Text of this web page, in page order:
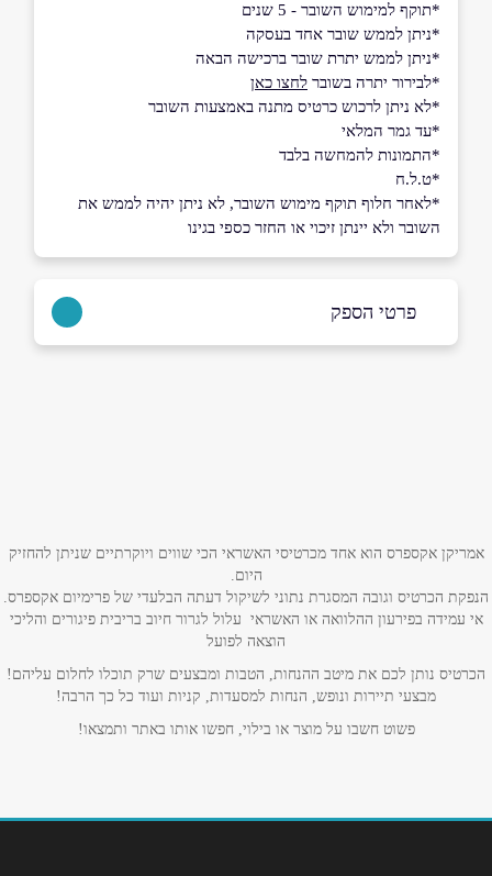
*תוקף למימוש השובר - 5 שנים
*ניתן לממש שובר אחד בעסקה
*ניתן לממש יתרת שובר ברכישה הבאה
*לבירור יתרה בשובר לחצו כאן
*לא ניתן לרכוש כרטיס מתנה באמצעות השובר
*עד גמר המלאי
*התמונות להמחשה בלבד
*ט.ל.ח
*לאחר חלוף תוקף מימוש השובר, לא ניתן יהיה לממש את
השובר ולא יינתן זיכוי או החזר כספי בגינו
פרטי הספק
טלפון*
אימייל*
נושא*
אנא חזרו אלי בקשר ל...
אמריקן אקספרס הוא אחד מכרטיסי האשראי הכי שווים ויוקרתיים שניתן להחזיק
היום.
הנפקת הכרטיס וגובה המסגרת נתוני לשיקול דעתה הבלעדי של פרימיום אקספרס.
אי עמידה בפירעון ההלוואה או האשראי עלול לגרור חיוב בריבית פיגורים והליכי
הוצאה לפועל
הכרטיס נותן לכם את מיטב ההנחות, הטבות ומבצעים שרק תוכלו לחלום עליהם!
מבצעי תיירות ונופש, הנחות למסעדות, קניות ועוד כל כך הרבה!
פשוט חשבו על מוצר או בילוי, חפשו אותו באתר ותמצאו!